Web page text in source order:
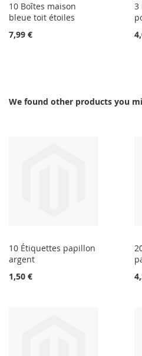
10 Boîtes maison
bleue toit étoiles
7,99 €
3
We found other products you
10 Étiquettes papillon
argent
1,50 €